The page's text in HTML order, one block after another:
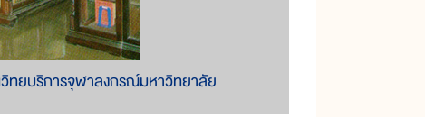
ทยบริการจุฬาลงกรณ์มหาวิทยาลัย